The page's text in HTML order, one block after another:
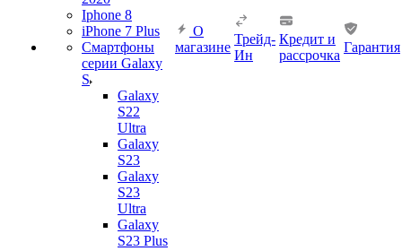
Iphone 8
iPhone 7 Plus
Смартфоны
серии Galaxy
S
Galaxy
S22
Ultra
Galaxy
S23
Galaxy
S23
Ultra
Galaxy
S23 Plus
О
магазине
Трейд-
Ин
Кредит и
рассрочка
Гарантия